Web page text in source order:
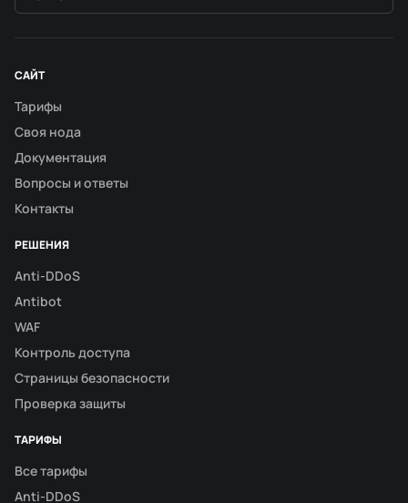
САЙТ
Тарифы
Своя нода
Документация
Вопросы и ответы
Контакты
РЕШЕНИЯ
Anti-DDoS
Antibot
WAF
Контроль доступа
Страницы безопасности
Проверка защиты
ТАРИФЫ
Все тарифы
Anti-DDoS